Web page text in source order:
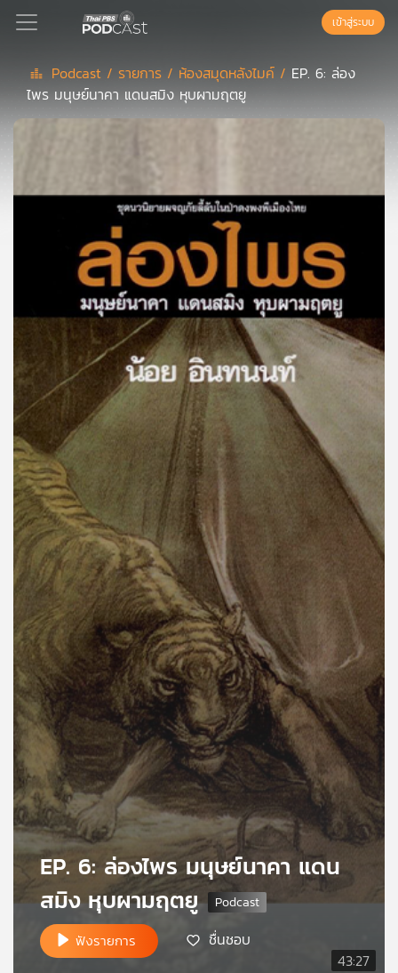
Podcast
ลิ
สต์
ของ
คุณ
เพลง
บทความ
ข่าว
และ
กิจกรรม
เกี่ยว
กับ
เรา
เครือ
ข่าย
วิทยุ
ไทย
เข้าสู่ระบบ
Podcast / รายการ / ห้องสมุดหลังไมค์ / EP. 6: ล่อง
ไพร มนุษย์นาคา แดนสมิง หุบผามฤตยู
43:27
EP. 6: ล่องไพร มนุษย์นาคา แดน
สมิง หุบผามฤตยู
ฟังรายการ ชื่นชอบ